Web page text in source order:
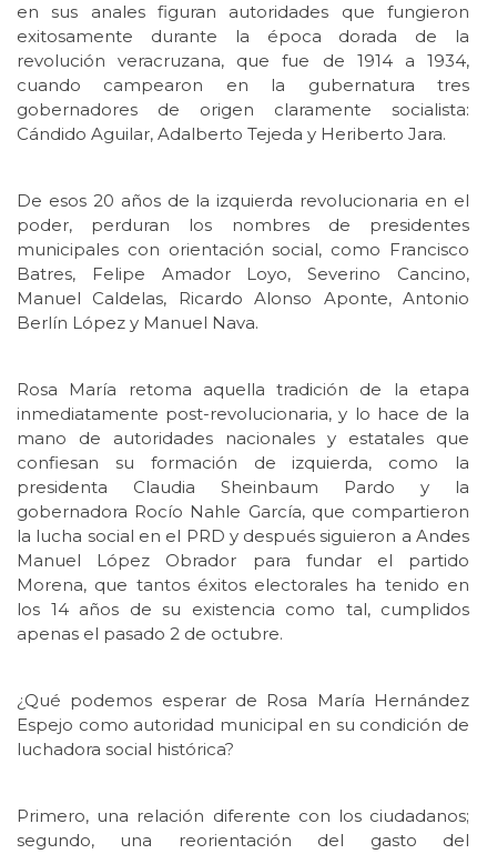
en sus anales figuran autoridades que fungieron
exitosamente durante la época dorada de la
revolución veracruzana, que fue de 1914 a 1934,
cuando campearon en la gubernatura tres
gobernadores de origen claramente socialista:
Cándido Aguilar, Adalberto Tejeda y Heriberto Jara.
De esos 20 años de la izquierda revolucionaria en el
poder, perduran los nombres de presidentes
municipales con orientación social, como Francisco
Batres, Felipe Amador Loyo, Severino Cancino,
Manuel Caldelas, Ricardo Alonso Aponte, Antonio
Berlín López y Manuel Nava.
Rosa María retoma aquella tradición de la etapa
inmediatamente post-revolucionaria, y lo hace de la
mano de autoridades nacionales y estatales que
confiesan su formación de izquierda, como la
presidenta Claudia Sheinbaum Pardo y la
gobernadora Rocío Nahle García, que compartieron
la lucha social en el PRD y después siguieron a Andes
Manuel López Obrador para fundar el partido
Morena, que tantos éxitos electorales ha tenido en
los 14 años de su existencia como tal, cumplidos
apenas el pasado 2 de octubre.
¿Qué podemos esperar de Rosa María Hernández
Espejo como autoridad municipal en su condición de
luchadora social histórica?
Primero, una relación diferente con los ciudadanos;
segundo, una reorientación del gasto del